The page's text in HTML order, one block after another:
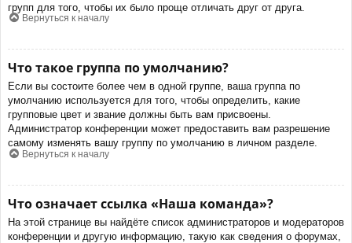
групп для того, чтобы их было проще отличать друг от друга.
Вернуться к началу
Что такое группа по умолчанию?
Если вы состоите более чем в одной группе, ваша группа по
умолчанию используется для того, чтобы определить, какие
групповые цвет и звание должны быть вам присвоены.
Администратор конференции может предоставить вам разрешение
самому изменять вашу группу по умолчанию в личном разделе.
Вернуться к началу
Что означает ссылка «Наша команда»?
На этой странице вы найдёте список администраторов и модераторов
конференции и другую информацию, такую как сведения о форумах,